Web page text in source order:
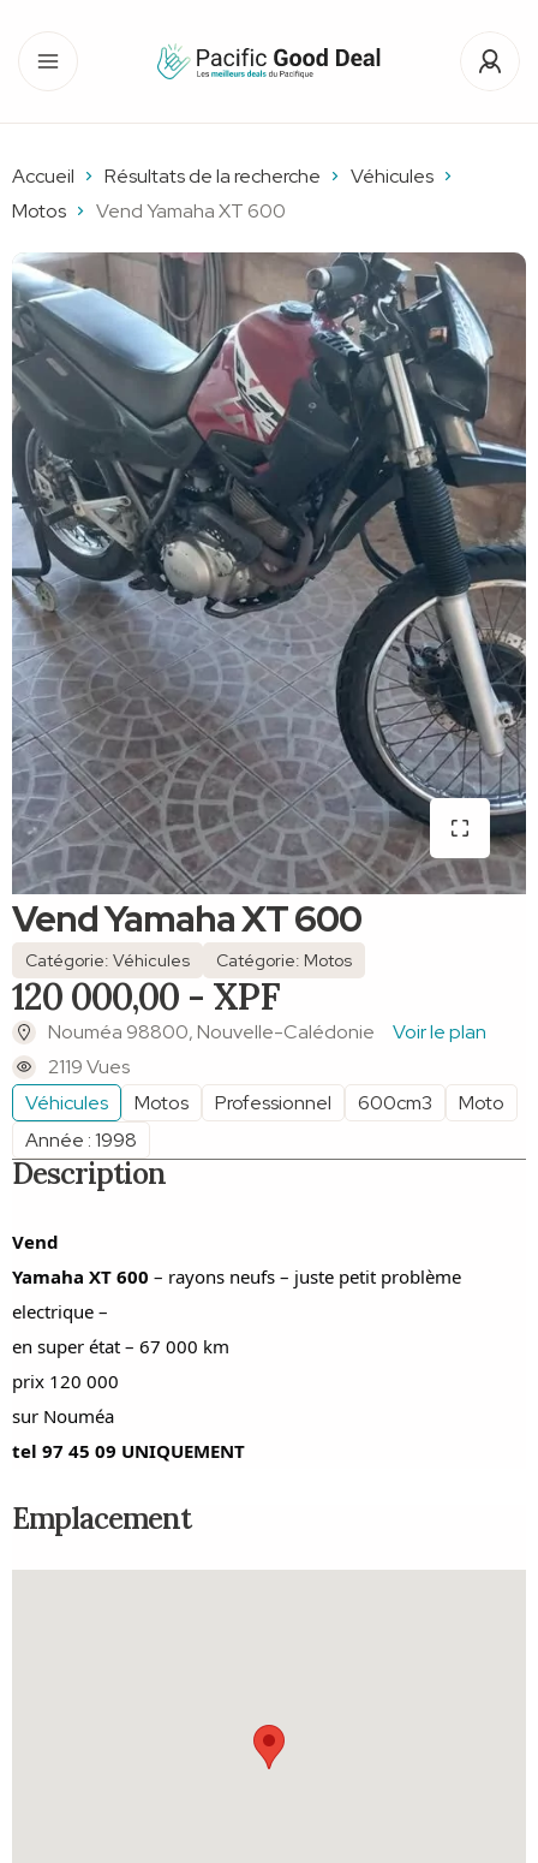
Accueil Résultats de la recherche
Véhicules
Motos
Vend Yamaha XT 600
Vend Yamaha XT 600
Catégorie: Véhicules Catégorie: Motos
120 000,00 - XPF
Nouméa 98800, Nouvelle-Calédonie
Voir le plan
2119 Vues
Véhicules
Motos Professionnel 600cm3
Moto
Année : 1998
Description
Vend
Yamaha XT 600 – rayons neufs – juste petit problème
electrique –
en super état – 67 000 km
prix 120 000
sur Nouméa
tel 97 45 09 UNIQUEMENT
Emplacement